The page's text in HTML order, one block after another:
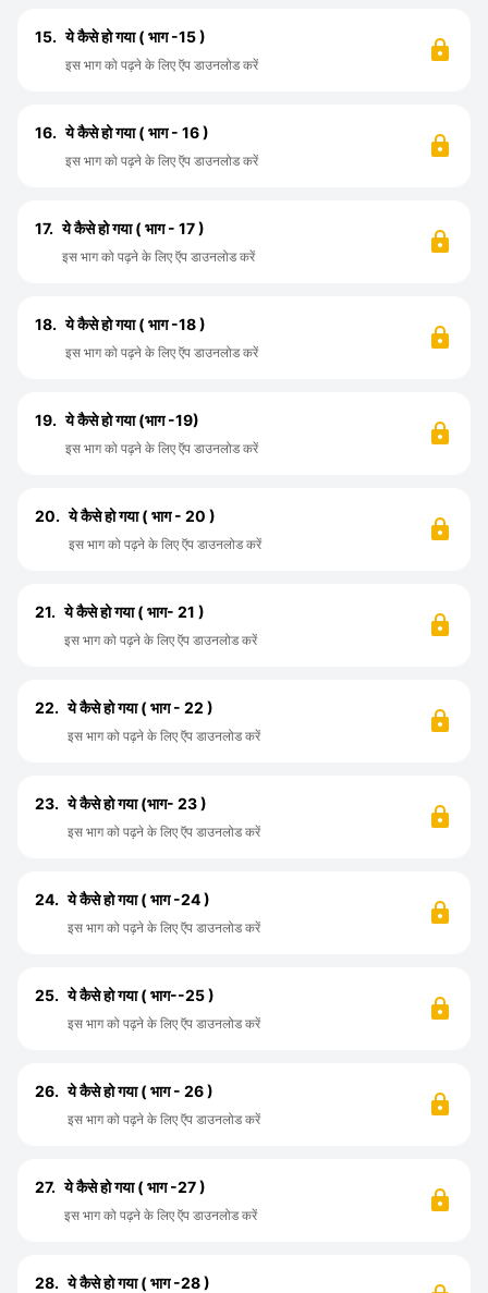
15. ये कैसे हो गया ( भाग -15 )
इस भाग को पढ़ने के लिए ऍप डाउनलोड करें
16. ये कैसे हो गया ( भाग - 16 )
इस भाग को पढ़ने के लिए ऍप डाउनलोड करें
17. ये कैसे हो गया ( भाग - 17 )
इस भाग को पढ़ने के लिए ऍप डाउनलोड करें
18. ये कैसे हो गया ( भाग -18 )
इस भाग को पढ़ने के लिए ऍप डाउनलोड करें
19. ये कैसे हो गया (भाग -19)
इस भाग को पढ़ने के लिए ऍप डाउनलोड करें
20. ये कैसे हो गया ( भाग - 20 )
इस भाग को पढ़ने के लिए ऍप डाउनलोड करें
21. ये कैसे हो गया ( भाग- 21 )
इस भाग को पढ़ने के लिए ऍप डाउनलोड करें
22. ये कैसे हो गया ( भाग - 22 )
इस भाग को पढ़ने के लिए ऍप डाउनलोड करें
23. ये कैसे हो गया (भाग- 23 )
इस भाग को पढ़ने के लिए ऍप डाउनलोड करें
24. ये कैसे हो गया ( भाग -24 )
इस भाग को पढ़ने के लिए ऍप डाउनलोड करें
25. ये कैसे हो गया ( भाग--25 )
इस भाग को पढ़ने के लिए ऍप डाउनलोड करें
26. ये कैसे हो गया ( भाग - 26 )
इस भाग को पढ़ने के लिए ऍप डाउनलोड करें
27. ये कैसे हो गया ( भाग -27 )
इस भाग को पढ़ने के लिए ऍप डाउनलोड करें
28. ये कैसे हो गया ( भाग -28 )